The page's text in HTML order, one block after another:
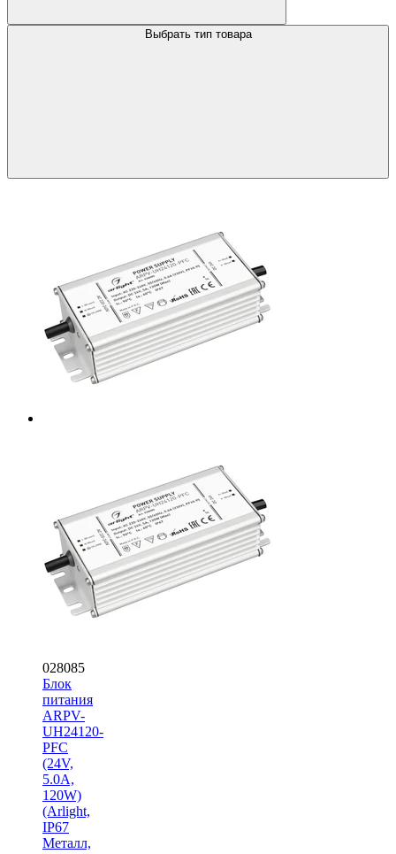
Выбрать тип товара
028085
Блок
питания
ARPV-
UH24120-
PFC
(24V,
5.0A,
120W)
(Arlight,
IP67
Металл,